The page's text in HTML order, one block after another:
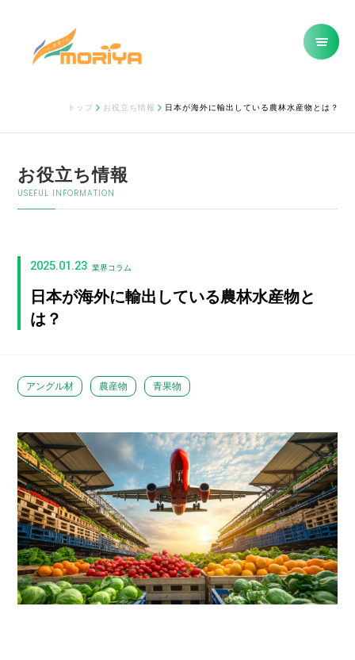
トップ お役立ち情報 日本が海外に輸出している農林水産物とは？
お役立ち情報
USEFUL INFORMATION
2025.01.23 業界コラム
日本が海外に輸出している農林水産物と
は？
アングル材 農産物 青果物